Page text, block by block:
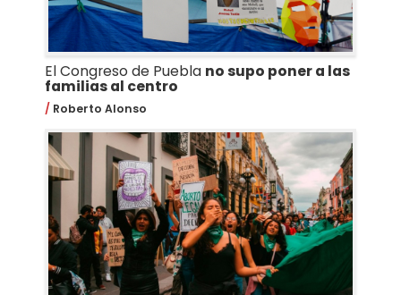
El Congreso de Puebla no supo poner a las
familias al centro
Roberto Alonso